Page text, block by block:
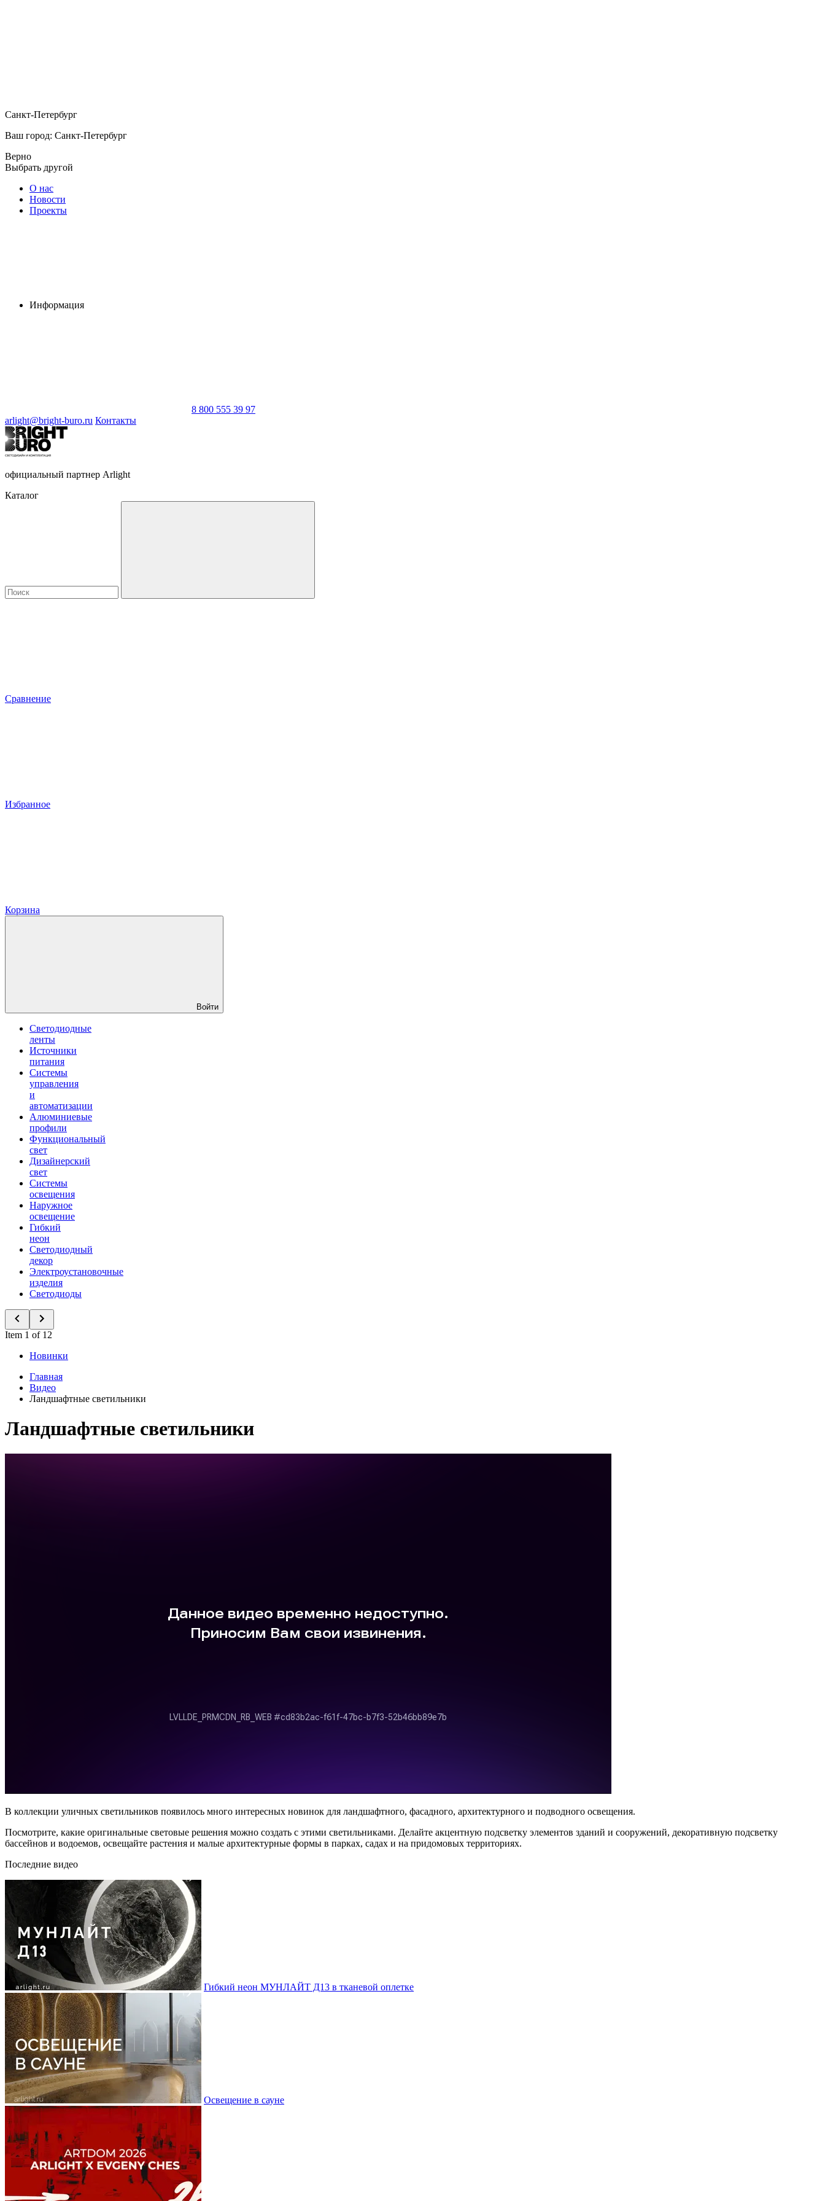
Санкт-Петербург
Ваш город: Санкт-Петербург
Верно
Выбрать другой
О нас
Новости
Проекты
Информация
8 800 555 39 97
arlight@bright-buro.ru Контакты
официальный партнер Arlight
Каталог
Сравнение
Избранное
Корзина
Войти
Светодиодные
ленты
Источники
питания
Системы
управления
и
автоматизации
Алюминиевые
профили
Функциональный
свет
Дизайнерский
свет
Системы
освещения
Наружное
освещение
Гибкий
неон
Светодиодный
декор
Электроустановочные
изделия
Светодиоды
Item 1 of 12
Новинки
Главная
Видео
Ландшафтные светильники
Ландшафтные светильники
В коллекции уличных светильников появилось много интересных новинок для ландшафтного, фасадного, архитектурного и подводного освещения.
Посмотрите, какие оригинальные световые решения можно создать с этими светильниками. Делайте акцентную подсветку элементов зданий и сооружений, декоративную подсветку
бассейнов и водоемов, освещайте растения и малые архитектурные формы в парках, садах и на придомовых территориях.
Последние видео
Гибкий неон МУНЛАЙТ Д13 в тканевой оплетке
Освещение в сауне